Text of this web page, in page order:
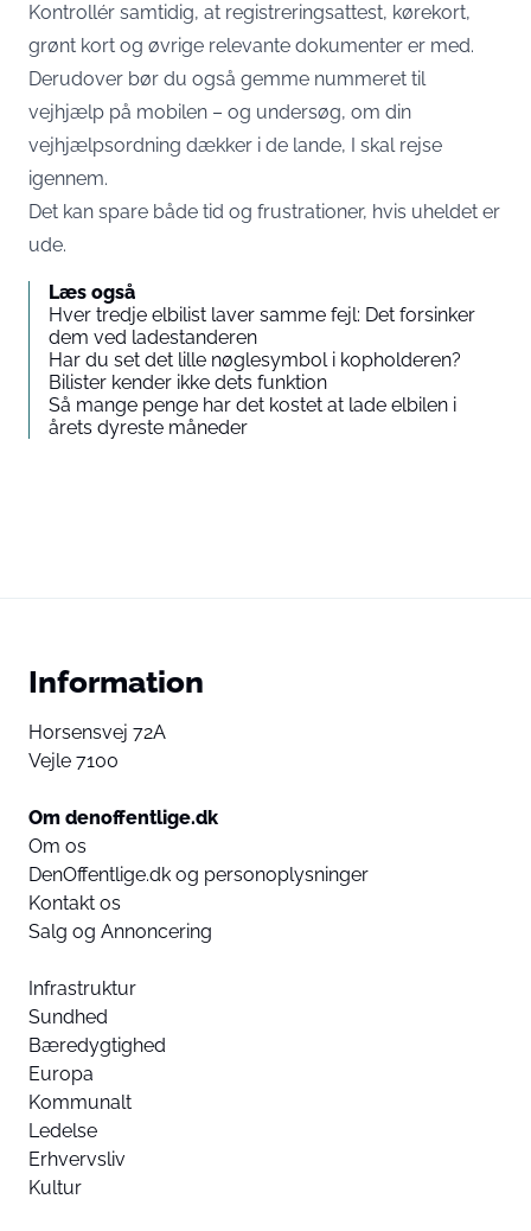
Kontrollér samtidig, at registreringsattest, kørekort,
grønt kort og øvrige relevante dokumenter er med.
Derudover bør du også gemme nummeret til
vejhjælp på mobilen – og undersøg, om din
vejhjælpsordning dækker i de lande, I skal rejse
igennem.
Det kan spare både tid og frustrationer, hvis uheldet er
ude.
Læs også
Hver tredje elbilist laver samme fejl: Det forsinker
dem ved ladestanderen
Har du set det lille nøglesymbol i kopholderen?
Bilister kender ikke dets funktion
Så mange penge har det kostet at lade elbilen i
årets dyreste måneder
Information
Horsensvej 72A
Vejle 7100
Om denoffentlige.dk
Om os
DenOffentlige.dk og personoplysninger
Kontakt os
Salg og Annoncering
Infrastruktur
Sundhed
Bæredygtighed
Europa
Kommunalt
Ledelse
Erhvervsliv
Kultur